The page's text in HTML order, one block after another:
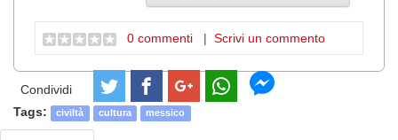
0 commenti | Scrivi un commento
Condividi
Tags:
civiltà cultura messico